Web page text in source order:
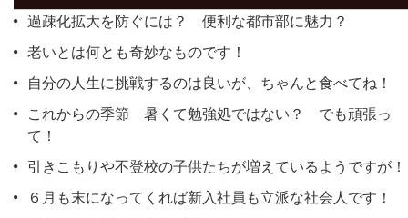
過疎化拡大を防ぐには？ 便利な都市部に魅力？
老いとは何とも奇妙なものです！
自分の人生に挑戦するのは良いが、ちゃんと食べてね！
これからの季節 暑くて勉強処ではない？ でも頑張っ
て！
引きこもりや不登校の子供たちが増えているようですが！
６月も末になってくれば新入社員も立派な社会人です！